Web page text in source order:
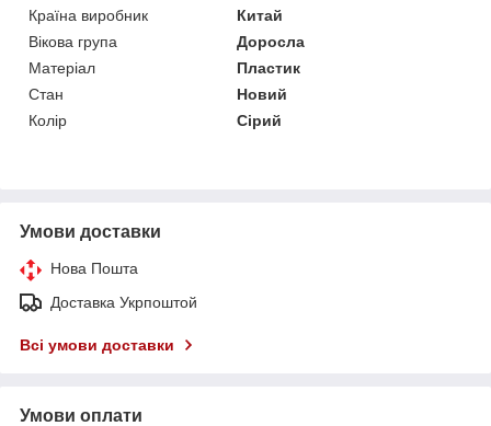
Країна виробник
Китай
Вікова група
Доросла
Матеріал
Пластик
Стан
Новий
Колір
Сірий
Умови доставки
Нова Пошта
Доставка Укрпоштой
Всі умови доставки
Умови оплати